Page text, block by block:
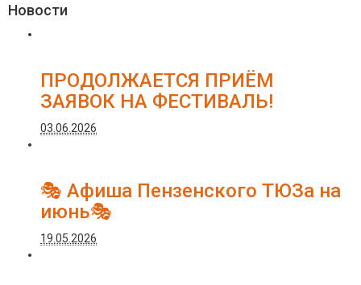
Новости
ПРОДОЛЖАЕТСЯ ПРИЁМ
ЗАЯВОК НА ФЕСТИВАЛЬ!
03.06.2026
🎭 Афиша Пензенского ТЮЗа на
июнь🎭
19.05.2026